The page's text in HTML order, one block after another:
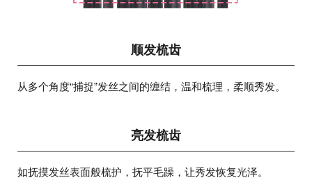
顺发梳齿
从多个角度“捕捉”发丝之间的缠结，温和梳理，柔顺秀发。
亮发梳齿
如抚摸发丝表面般梳护，抚平毛躁，让秀发恢复光泽。